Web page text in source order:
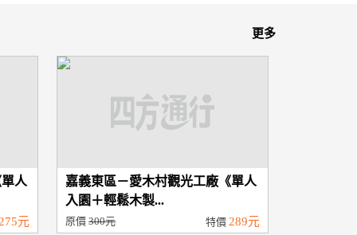
更多
人
元
嘉義東區－愛木村觀光工廠《單人
入園＋輕鬆木製...
原價300元 特價 289元